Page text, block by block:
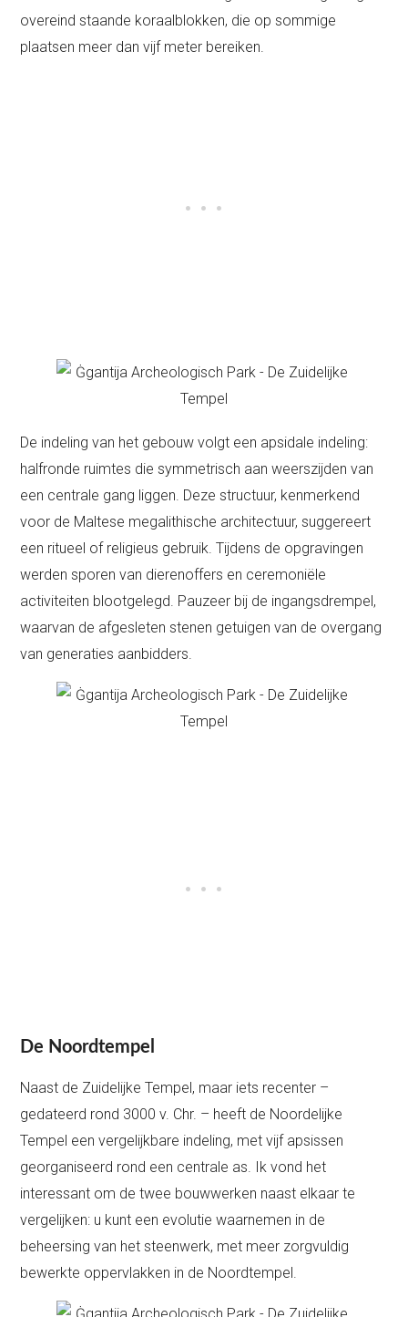
overeind staande koraalblokken, die op sommige
plaatsen meer dan vijf meter bereiken.
De indeling van het gebouw volgt een apsidale indeling:
halfronde ruimtes die symmetrisch aan weerszijden van
een centrale gang liggen. Deze structuur, kenmerkend
voor de Maltese megalithische architectuur, suggereert
een ritueel of religieus gebruik. Tijdens de opgravingen
werden sporen van dierenoffers en ceremoniële
activiteiten blootgelegd. Pauzeer bij de ingangsdrempel,
waarvan de afgesleten stenen getuigen van de overgang
van generaties aanbidders.
De Noordtempel
Naast de Zuidelijke Tempel, maar iets recenter –
gedateerd rond 3000 v. Chr. – heeft de Noordelijke
Tempel een vergelijkbare indeling, met vijf apsissen
georganiseerd rond een centrale as. Ik vond het
interessant om de twee bouwwerken naast elkaar te
vergelijken: u kunt een evolutie waarnemen in de
beheersing van het steenwerk, met meer zorgvuldig
bewerkte oppervlakken in de Noordtempel.